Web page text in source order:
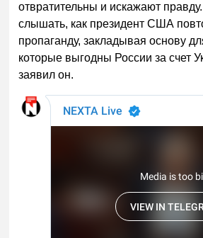
отвратительны и искажают
слышать, как президент США
пропаганду, закладывая основу
которые выгодны России за счет
заявил он.